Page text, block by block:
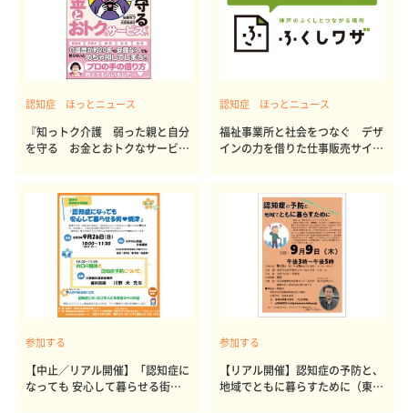
認知症 ほっとニュース
『知っトク介護 弱った親と自分
を守る お金とおトクなサービス
認知症 ほっとニュース
福祉事業所と社会をつなぐ デザ
インの力を借りた仕事販売サイト
参加する
【中止／リアル開催】「認知症に
なっても 安心して暮らせる街・
参加する
【リアル開催】認知症の予防と、
地域でともに暮らすために（東京